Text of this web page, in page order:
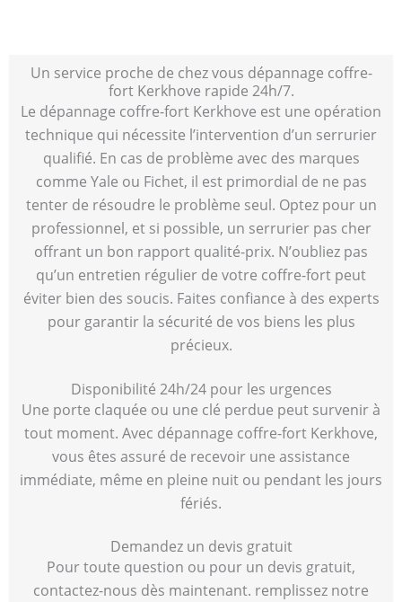
Un service proche de chez vous dépannage coffre-
fort Kerkhove rapide 24h/7.
Le dépannage coffre-fort Kerkhove est une opération
technique qui nécessite l’intervention d’un serrurier
qualifié. En cas de problème avec des marques
comme Yale ou Fichet, il est primordial de ne pas
tenter de résoudre le problème seul. Optez pour un
professionnel, et si possible, un serrurier pas cher
offrant un bon rapport qualité-prix. N’oubliez pas
qu’un entretien régulier de votre coffre-fort peut
éviter bien des soucis. Faites confiance à des experts
pour garantir la sécurité de vos biens les plus
précieux.
Disponibilité 24h/24 pour les urgences
Une porte claquée ou une clé perdue peut survenir à
tout moment. Avec dépannage coffre-fort Kerkhove,
vous êtes assuré de recevoir une assistance
immédiate, même en pleine nuit ou pendant les jours
fériés.
Demandez un devis gratuit
Pour toute question ou pour un devis gratuit,
contactez-nous dès maintenant. remplissez notre